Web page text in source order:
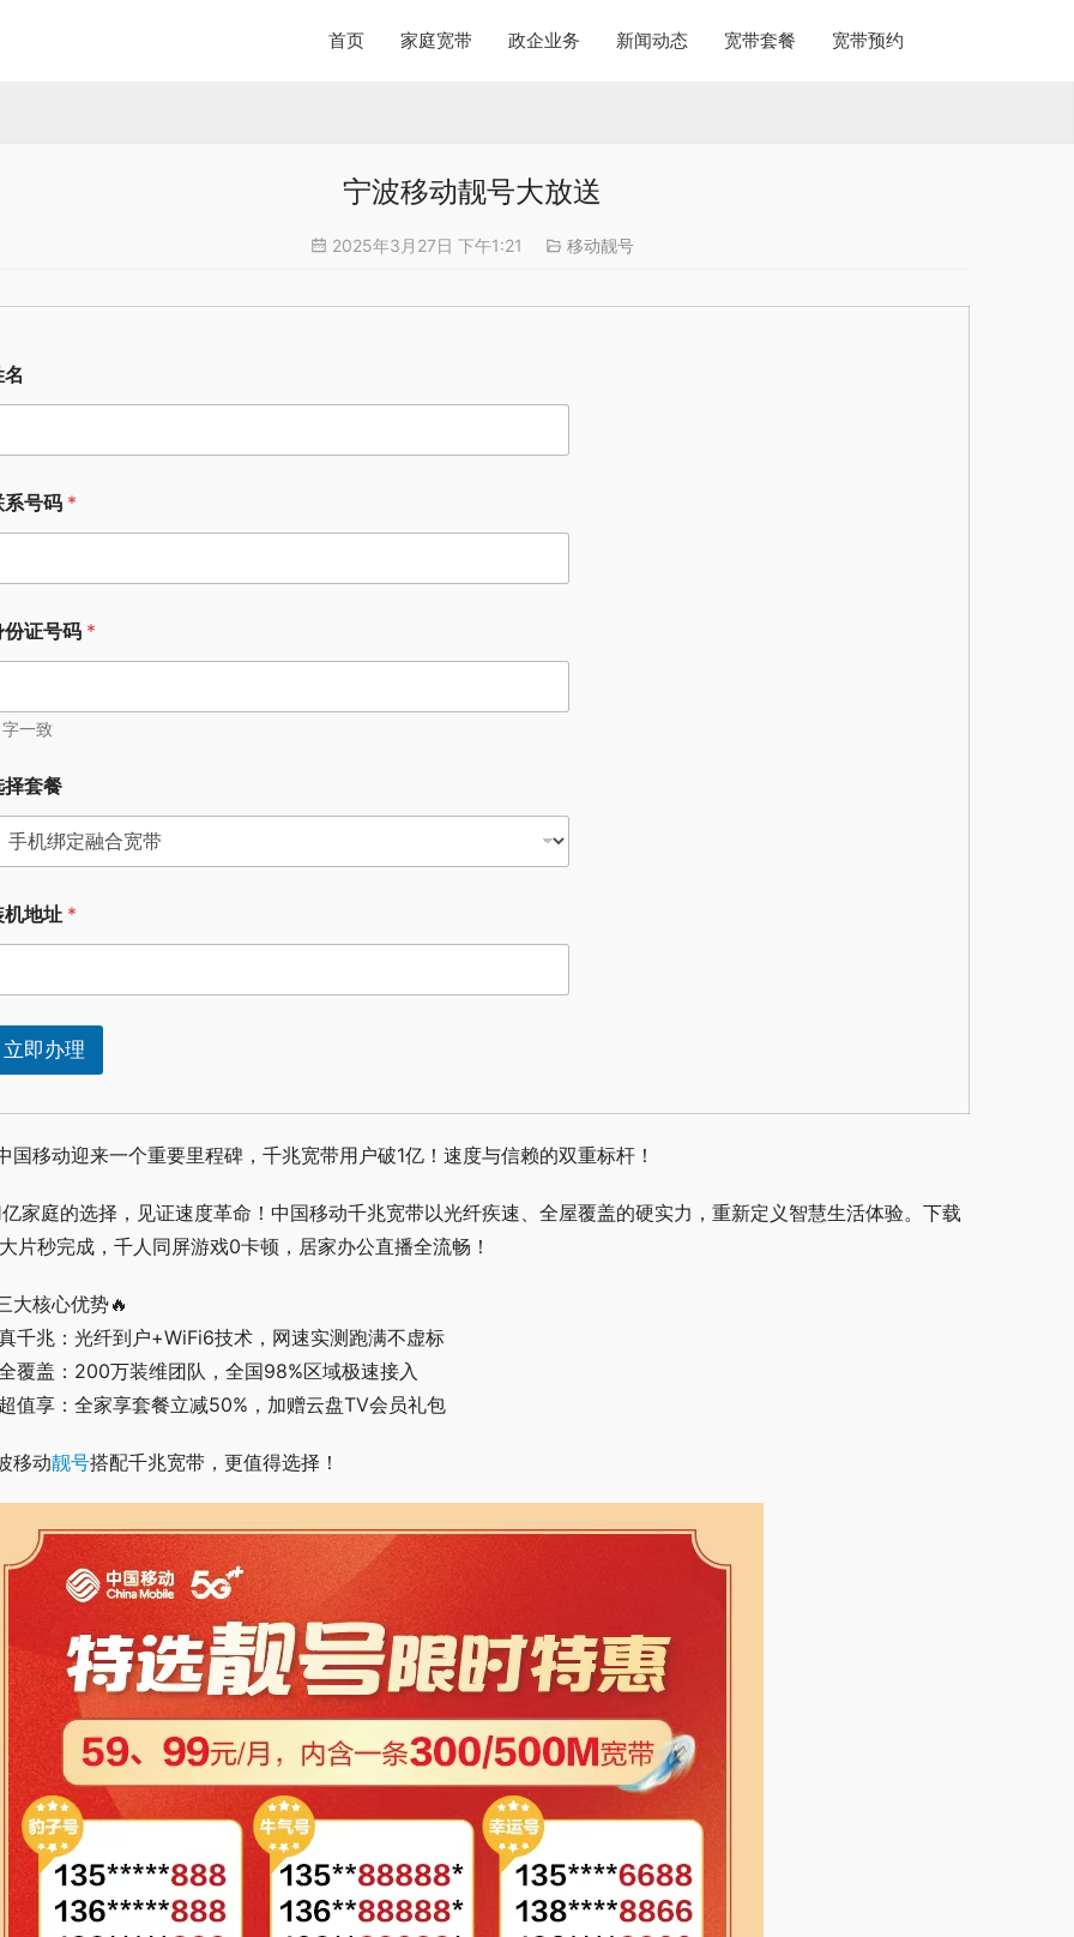
首页 家庭宽带 政企业务 新闻动态 宽带套餐 宽带预约
宁波移动靓号大放送
2025年3月27日 下午1:21 移动靓号
系号码 *
份证号码 *
一致
择套餐
机地址 *
立即办理
国移动迎来一个重要里程碑，千兆宽带用户破1亿！速度与信赖的双重标杆！
亿家庭的选择，见证速度革命！中国移动千兆宽带以光纤疾速、全屋覆盖的硬实力，重新定义智慧生活体验。下载
片秒完成，千人同屏游戏0卡顿，居家办公直播全流畅！
大核心优势🔥
千兆：光纤到户+WiFi6技术，网速实测跑满不虚标
覆盖：200万装维团队，全国98%区域极速接入
值享：全家享套餐立减50%，加赠云盘TV会员礼包
移动靓号搭配千兆宽带，更值得选择！